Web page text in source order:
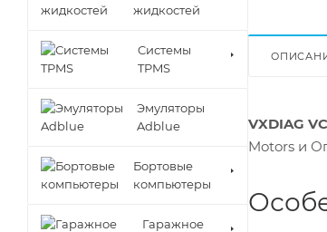
VXDIAG
Motors и
жидкостей
Cистемы
TPMS
Эмуляторы
Adblue
Бортовые
компьютеры
Гаражное